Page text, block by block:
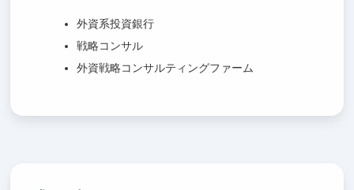
外資系投資銀行
戦略コンサル
外資戦略コンサルティングファーム